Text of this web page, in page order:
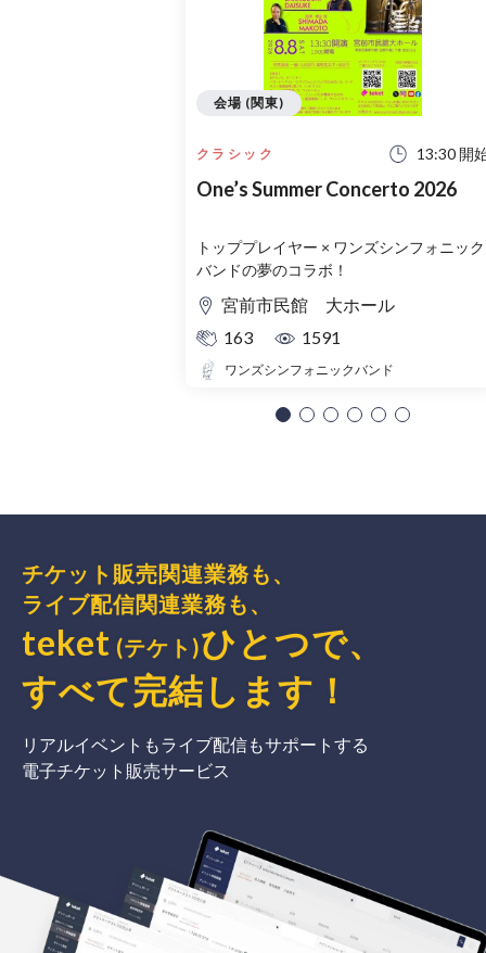
クラシック 13:30 開
One’s Summer Concerto 2026
トッププレイヤー × ワンズシンフォニック
バンドの夢のコラボ！
宮前市民館 大ホール
163
1591
ワンズシンフォニックバンド
会場 (関東)
チケット販売関連業務も、
ライブ配信関連業務も、
teket (テケト)ひとつで、
すべて完結 します ！
リアルイベントもライブ配信もサポートする
電子チケット販売サービス